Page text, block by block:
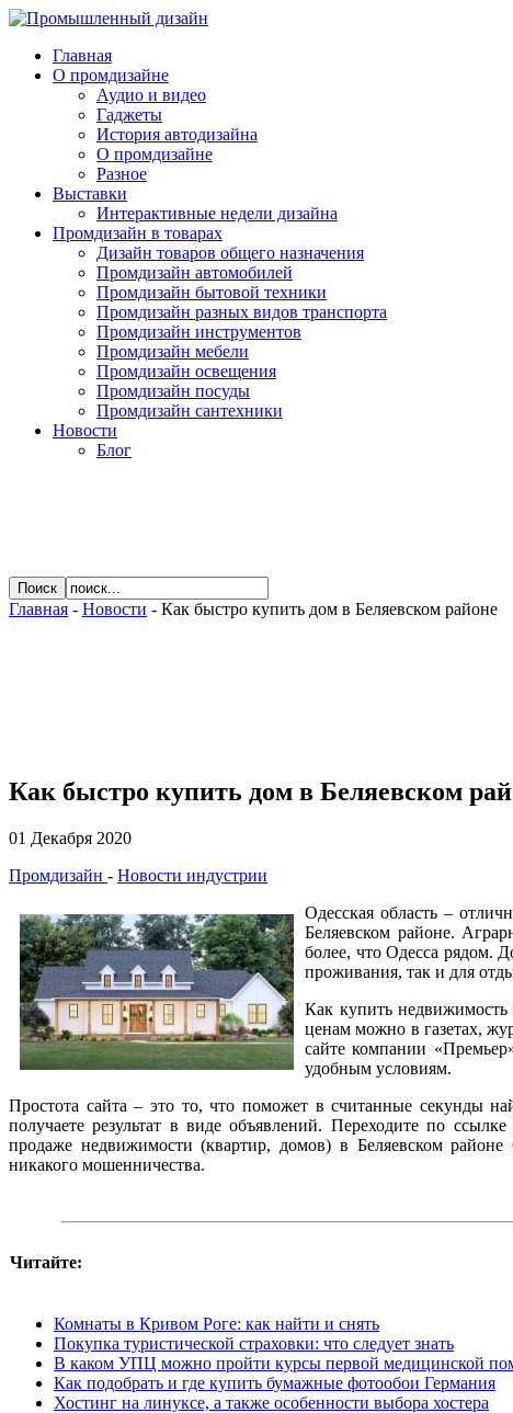
Главная
О промдизайне
Аудио и видео
Гаджеты
История автодизайна
О промдизайне
Разное
Выставки
Интерактивные недели дизайна
Промдизайн в товарах
Дизайн товаров общего назначения
Промдизайн автомобилей
Промдизайн бытовой техники
Промдизайн разных видов транспорта
Промдизайн инструментов
Промдизайн мебели
Промдизайн освещения
Промдизайн посуды
Промдизайн сантехники
Новости
Блог
Главная - Новости - Как быстро купить дом в Беляевском районе
Как быстро купить дом в Беляевском
01 Декабря 2020
Промдизайн - Новости индустрии
Одесская область –
Беляевском районе.
более, что Одесса рядом.
проживания, так и для
Как купить
ценам можно в газетах,
сайте компании
удобным условиям.
Простота сайта – это то, что поможет в считанные секунды
получаете результат в виде объявлений. Переходите по ссылке
продаже недвижимости (квартир, домов) в Беляевском
никакого мошенничества.
Читайте:
Комнаты в Кривом Роге: как найти и снять
Покупка туристической страховки: что следует знать
В каком УПЦ можно пройти курсы первой медицинской
Как подобрать и где купить бумажные фотообои Германия
Хостинг на линуксе, а также особенности выбора хостера